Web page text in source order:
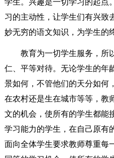
学生。兴趣是一切学习的起点
习的主动性，让学生们有兴致
妙无穷的语文知识，为学生的
教育为一切学生服务，所
仁、平等对待。无论学生的年
景如何，不管他们的天分如何
在农村还是生在城市等等，教
文的机会，使所有的学生都能
学习能力的学生，在自己原有
面向全体学生要求教师尊重每